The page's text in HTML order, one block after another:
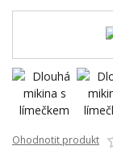
Ohodnotit produkt